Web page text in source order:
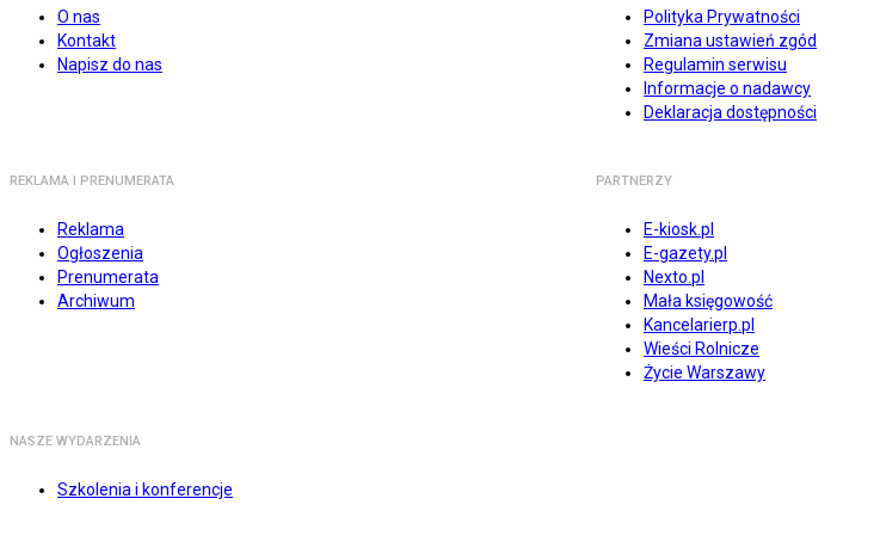
O nas
Kontakt
Napisz do nas
Polityka Prywatności
Zmiana ustawień zgód
Regulamin serwisu
Informacje o nadawcy
Deklaracja dostępności
REKLAMA I PRENUMERATA
Reklama
Ogłoszenia
Prenumerata
Archiwum
PARTNERZY
E-kiosk.pl
E-gazety.pl
Nexto.pl
Mała księgowość
Kancelarierp.pl
Wieści Rolnicze
Życie Warszawy
NASZE WYDARZENIA
Szkolenia i konferencje